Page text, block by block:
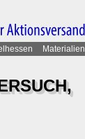
Materialien